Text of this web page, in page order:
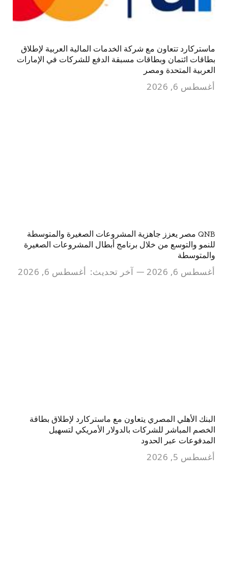
ماستركارد تتعاون مع شركة الخدمات المالية العربية لإطلاق
بطاقات ائتمان وبطاقات مسبقة الدفع للشركات في الإمارات
العربية المتحدة ومصر
أغسطس 6, 2026
QNB مصر يعزز جاهزية المشروعات الصغيرة والمتوسطة
للنمو والتوسع من خلال برنامج أبطال المشروعات الصغيرة
والمتوسطة
أغسطس 6, 2026 آخر تحديث: أغسطس 6, 2026
البنك الأهلي المصري يتعاون مع ماستركارد لإطلاق بطاقة
الخصم المباشر للشركات بالدولار الأمريكي لتسهيل
المدفوعات عبر الحدود
أغسطس 5, 2026